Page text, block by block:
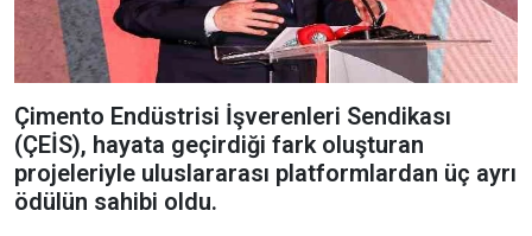
Çimento Endüstrisi İşverenleri Sendikası
(ÇEİS), hayata geçirdiği fark oluşturan
projeleriyle uluslararası platformlardan üç ayrı
ödülün sahibi oldu.